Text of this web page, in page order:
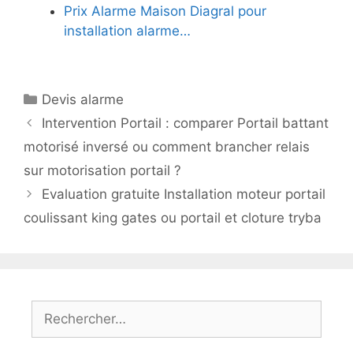
Prix Alarme Maison Diagral pour
installation alarme…
Catégories
Devis alarme
Intervention Portail : comparer Portail battant
motorisé inversé ou comment brancher relais
sur motorisation portail ?
Evaluation gratuite Installation moteur portail
coulissant king gates ou portail et cloture tryba
Rechercher :